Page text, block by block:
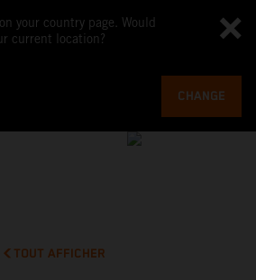
your country page. Would
current location?
CHANGE
TOUT AFFICHER